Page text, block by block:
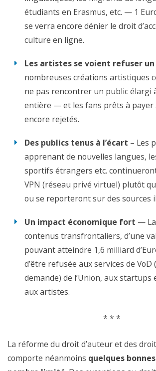
étudiants en Erasmus, etc. — 1
se verra encore dénier le droit
culture en ligne.
Les artistes se voient refuser
nombreuses créations artistiques
ne pas rencontrer un public élargi
entière — et les fans prêts à payer
encore rejetés.
Des publics tenus à l’écart – Les
apprenant de nouvelles langues,
sportifs étrangers etc.
VPN (réseau privé virtuel) plutôt
ou se reporteront sur des sources
Un impact économique fort —
contenus transfrontaliers, d’une
pouvant atteindre 1,6 milliard
d’être refusée aux services de VoD
demande) de l’Union, aux
aux artistes.
* * *
La réforme du droit d’auteur et des
comporte néanmoins quelques